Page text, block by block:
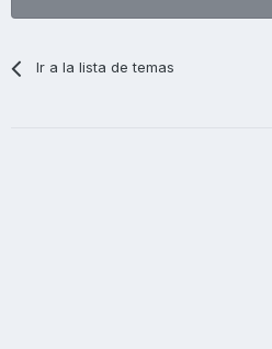
Ir a la lista de temas